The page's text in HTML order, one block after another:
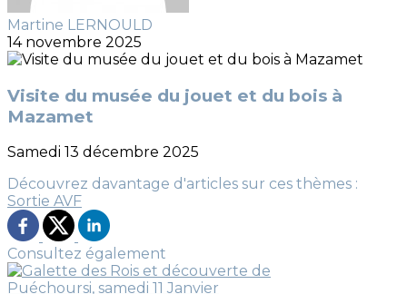
Martine LERNOULD
14 novembre 2025
Visite du musée du jouet et du bois à
Mazamet
Samedi 13 décembre 2025
Découvrez davantage d'articles sur ces thèmes :
Sortie AVF
Consultez également